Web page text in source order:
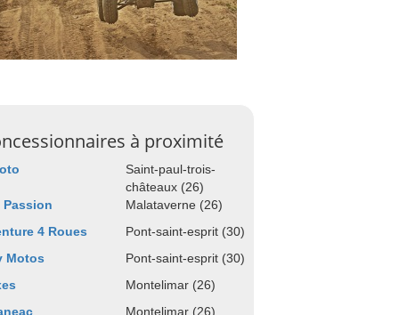
à proximité
Saint-paul-trois-
châteaux (26)
Passion
Malataverne (26)
4 Roues
Pont-saint-esprit (30)
Motos
Pont-saint-esprit (30)
Montelimar (26)
Montelimar (26)